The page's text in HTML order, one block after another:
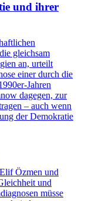
und ihrer
gleichsam
an, urteilt
einer durch die
Jahren
dagegen, zur
– auch wenn
der Demokratie
Özmen und
und
müsse